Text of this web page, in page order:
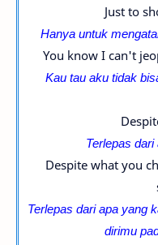
Just to
Hanya untuk
You know I can't
Kau tau aku tidak
Terlepas
Despite what you
Terlepas dari apa yang
dirimu